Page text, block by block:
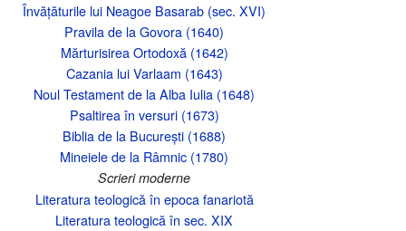
Învățăturile lui Neagoe Basarab (sec. XVI)
Pravila de la Govora (1640)
Mărturisirea Ortodoxă (1642)
Cazania lui Varlaam (1643)
Noul Testament de la Alba Iulia (1648)
Psaltirea în versuri (1673)
Biblia de la București (1688)
Mineiele de la Râmnic (1780)
Scrieri moderne
Literatura teologică în epoca fanariotă
Literatura teologică în sec. XIX